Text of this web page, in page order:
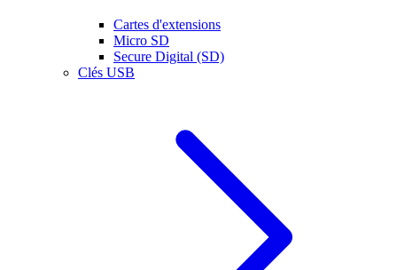
Cartes d'extensions
Micro SD
Secure Digital (SD)
Clés USB